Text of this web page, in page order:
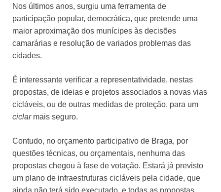
Nos últimos anos, surgiu uma ferramenta de
participação popular, democrática, que pretende uma
maior aproximação dos munícipes às decisões
camarárias e resolução de variados problemas das
cidades.
É interessante verificar a representatividade, nestas
propostas, de ideias e projetos associados a novas vias
cicláveis, ou de outras medidas de proteção, para um
ciclarmais seguro.
Contudo, no orçamento participativo de Braga, por
questões técnicas, ou orçamentais, nenhuma das
propostas chegou à fase de votação. Estará já previsto
um plano de infraestruturas cicláveis pela cidade, que